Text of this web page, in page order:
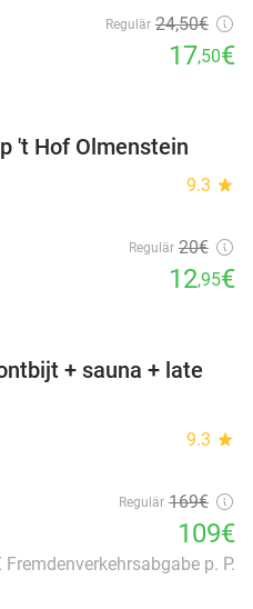
Regulär 24,50€
17,50€
't Hof Olmenstein
9.3 star
Regulär 20€
12,95€
+ sauna + late
9.3 star
Regulär 169€
109€
Fremdenverkehrsabgabe p. P.